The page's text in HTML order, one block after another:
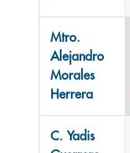
Mtro.
Alejandro
Morales
Herrera
C. Yadis